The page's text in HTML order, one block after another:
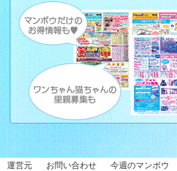
運営元 お問い合わせ 今週のマンボウ